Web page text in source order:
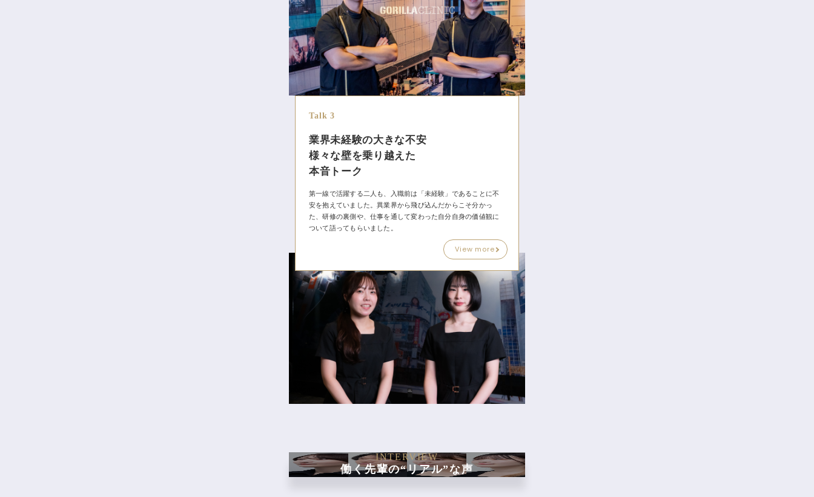
Talk 3
業界未経験の大きな不安
様々な壁を乗り越えた
本音トーク
第一線で活躍する二人も、入職前は「未経験」であることに不
安を抱えていました。異業界から飛び込んだからこそ分かっ
た、研修の裏側や、仕事を通して変わった自分自身の価値観に
ついて語ってもらいました。
View more
INTERVIEW
働く先輩の“リアル”な声